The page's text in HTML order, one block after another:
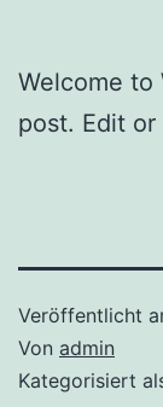
Welcome to
post. Edit
Veröffentlicht
Von admin
Kategorisiert